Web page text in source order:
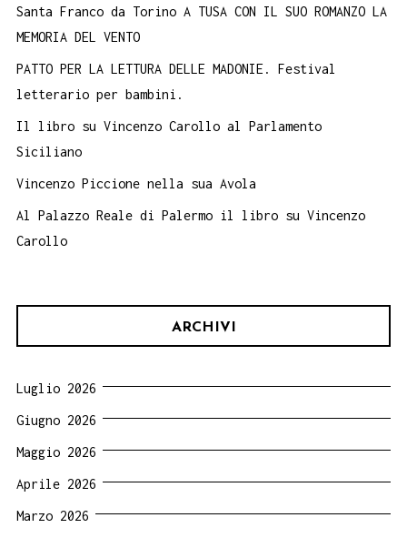
Santa Franco da Torino A TUSA CON IL SUO ROMANZO LA
MEMORIA DEL VENTO
PATTO PER LA LETTURA DELLE MADONIE. Festival
letterario per bambini.
Il libro su Vincenzo Carollo al Parlamento
Siciliano
Vincenzo Piccione nella sua Avola
Al Palazzo Reale di Palermo il libro su Vincenzo
Carollo
ARCHIVI
Luglio 2026
Giugno 2026
Maggio 2026
Aprile 2026
Marzo 2026